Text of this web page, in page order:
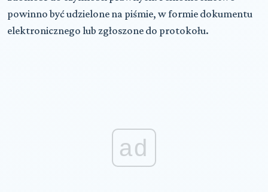
powinno być udzielone na piśmie, w formie dokumentu
elektronicznego lub zgłoszone do protokołu.
ad